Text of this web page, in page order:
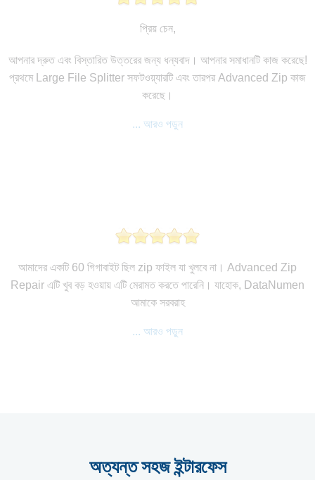
প্রিয় চেন,
আপনার দ্রুত এবং বিস্তারিত উত্তরের জন্য ধন্যবাদ। আপনার সমাধানটি কাজ করেছে!
প্রথমে Large File Splitter সফটওয়্যারটি এবং তারপর Advanced Zip কাজ
করেছে।
... আরও পড়ুন
আমাদের একটি 60 গিগাবাইট ছিল zip ফাইল যা খুলবে না। Advanced Zip
Repair এটি খুব বড় হওয়ায় এটি মেরামত করতে পারেনি। যাহোক, DataNumen
আমাকে সরবরাহ
... আরও পড়ুন
অত্যন্ত সহজ ইন্টারফেস